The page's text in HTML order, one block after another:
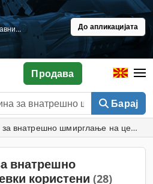
Бесплатно во продавница До апликацијата
Барај
Продава
внатрешно шмирглање на цевки
внатрешно
користени (28)